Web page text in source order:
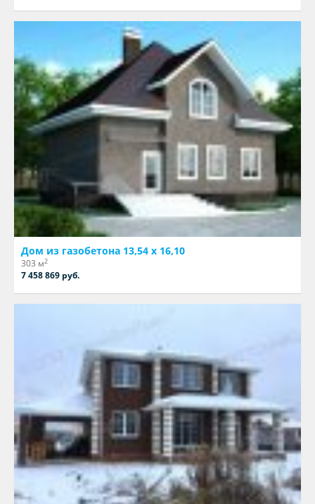
Дом из газобетона 13,54 х 16,10
303 м2
7 458 869 руб.